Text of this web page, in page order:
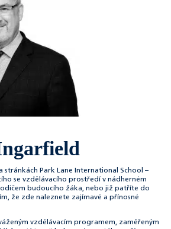
stránkách Park Lane International School –
se vzdělávacího prostředí v nádherném
budoucího žáka, nebo již patříte do
že zde naleznete zajímavé a přínosné
vzdělávacím programem, zaměřeným